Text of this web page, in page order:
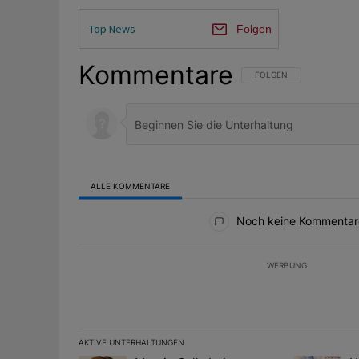
Top News Folgen
Kommentare FOLGE DIESER
FOLGEN
ALLE KOMMENTARE
Noch keine
WERBUNG
AKTIVE UNTERHALTUNGEN
Das Folgende ist eine Liste der am meisten